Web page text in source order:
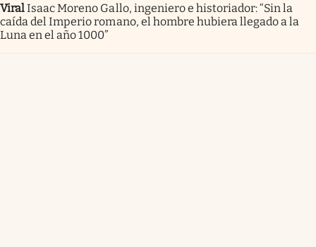
ViralIsaac Moreno Gallo, ingeniero e historiador: “Sin la
caída del Imperio romano, el hombre hubiera llegado a la
Luna en el año 1000”